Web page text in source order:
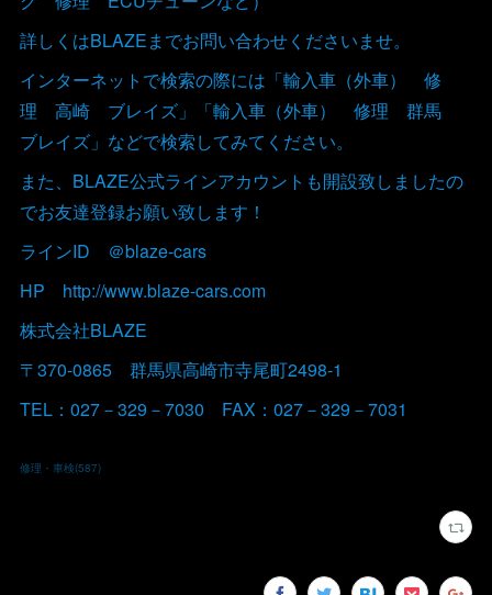
詳しくはBLAZEまでお問い合わせくださいませ。
インターネットで検索の際には「輸入車（外車） 修
理 高崎 ブレイズ」「輸入車（外車） 修理 群馬
ブレイズ」などで検索してみてください。
また、BLAZE公式ラインアカウントも開設致しましたの
でお友達登録お願い致します！
ラインID ＠blaze-cars
HP http://www.blaze-cars.com
株式会社BLAZE
〒370-0865 群馬県高崎市寺尾町2498-1
TEL：027－329－7030 FAX：027－329－7031
修理・車検(587)